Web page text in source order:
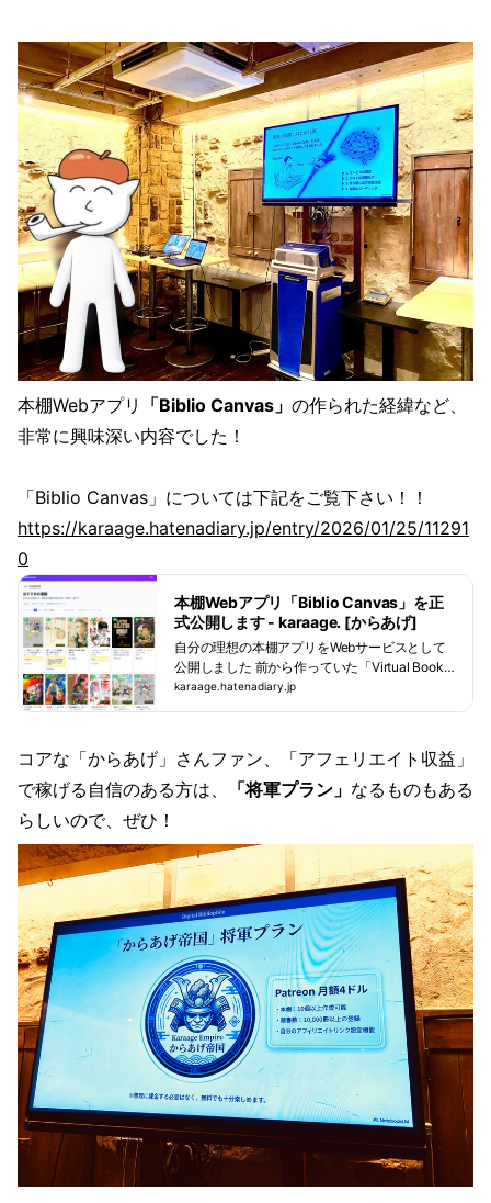
本棚Webアプリ 「Biblio Canvas」 の作られた経緯など、
非常に興味深い内容でした！
「Biblio Canvas」については下記をご覧下さい！！
https://karaage.hatenadiary.jp/entry/2026/01/25/11291
0
本棚Webアプリ「Biblio Canvas」を正
式公開します - karaage. [からあげ]
自分の理想の本棚アプリをWebサービスとして
公開しました 前から作っていた「Virtual Books
helf」という本棚アプリ。ブログに開発につい
のアプリはGitHub Pagesを使って公開する形式
でした。GitHubが分からない人にとっては、自
分の本棚を公開することすら難しく、データの
辞にも使い勝手のよいは言えない代物でした。
そんな「Virtual Bookshelf」、せっかく反響あ
るので、多くの人に使ってもら…
karaage.hatenadiary.jp
コアな「からあげ」さんファン、「アフェリエイト収益」
で稼げる自信のある方は、
「将軍プラン」 なるものもある
らしいので、ぜひ！